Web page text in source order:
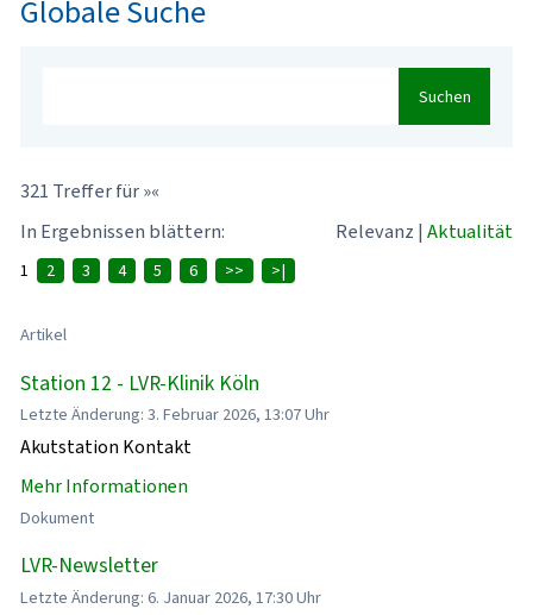
Globale Suche
Suchen
321 Treffer für »«
In Ergebnissen blättern:
Relevanz | Aktualität
1 2 3 4 5 6 >> >|
Artikel
Station 12 - LVR-Klinik Köln
Letzte Änderung: 3. Februar 2026, 13:07 Uhr
Akutstation Kontakt
Mehr Informationen
Dokument
LVR-Newsletter
Letzte Änderung: 6. Januar 2026, 17:30 Uhr